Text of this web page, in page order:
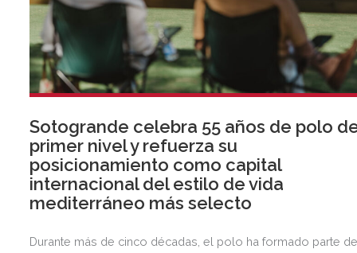
Sotogrande celebra 55 años de polo
primer nivel y refuerza su
posicionamiento como capital
internacional del estilo de vida
mediterráneo más selecto
Durante más de cinco décadas, el polo ha formado parte